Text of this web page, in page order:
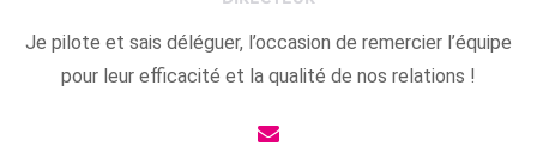
Je pilote et sais déléguer, l’occasion de remercier l’équipe
pour leur efficacité et la qualité de nos relations !